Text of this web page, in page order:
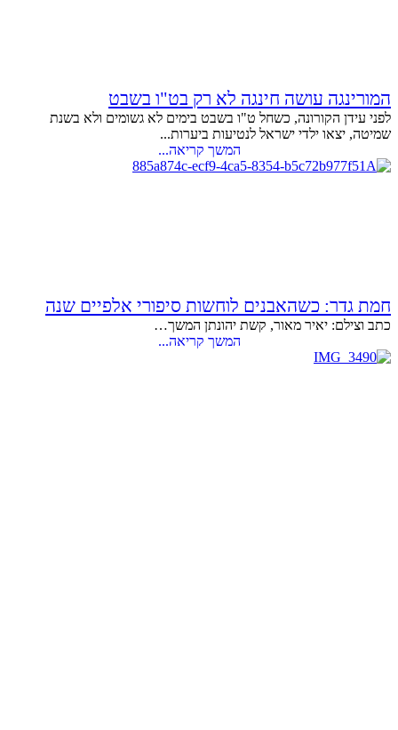
המורינגה עושה חינגה לא רק בט"ו בשבט
לפני עידן הקורונה, כשחל ט"ו בשבט בימים לא גשומים ולא בשנת
שמיטה, יצאו ילדי ישראל לנטיעות ביערות...
המשך קריאה...
חמת גדר: כשהאבנים לוחשות סיפורי אלפיים שנה
כתב וצילם: יאיר מאור, קשת יהונתן המשך…
המשך קריאה...